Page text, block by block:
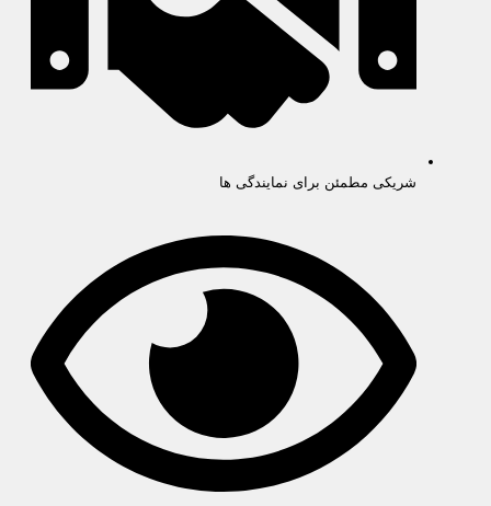
شریکی مطمئن برای نمایندگی ها